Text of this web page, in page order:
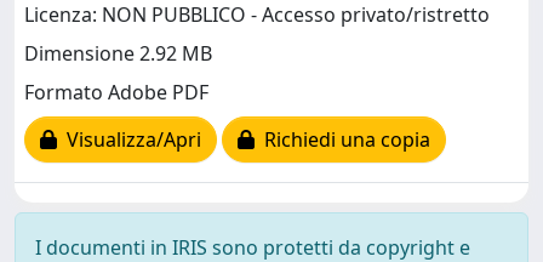
Licenza: NON PUBBLICO - Accesso privato/ristretto
Dimensione 2.92 MB
Formato Adobe PDF
Visualizza/Apri
Richiedi una copia
I documenti in IRIS sono protetti da copyright e